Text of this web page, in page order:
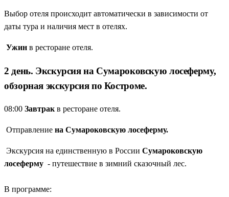
Выбор отеля происходит автоматически в зависимости от
даты тура и наличия мест в отелях.
Ужин в ресторане отеля.
2 день. Экскурсия на Сумароковскую лосеферму,
oбзорная экскурсия по Костроме.
08:00 Завтракв ресторане отеля.
Отправление на Сумароковскую лосеферму.
Экскурсия на единственную в России Сумароковскую
лосеферму - путешествие в зимний сказочный лес.
В программе: